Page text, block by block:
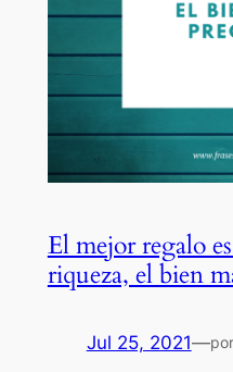
El mejor regalo
riqueza, el bien
Jul 25, 2021—por